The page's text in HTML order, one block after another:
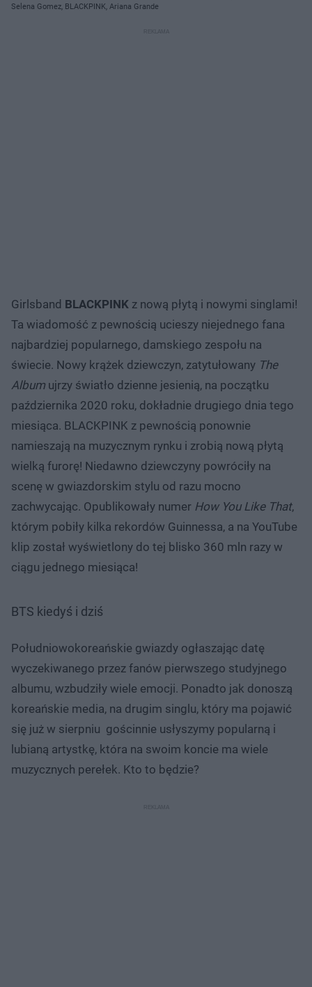
MACON/AFP/ East News
Selena Gomez, BLACKPINK, Ariana Grande
Girlsband BLACKPINK z nową płytą i nowymi singlami!
Ta wiadomość z pewnością ucieszy niejednego fana
najbardziej popularnego, damskiego zespołu na
świecie. Nowy krążek dziewczyn, zatytułowany The
Album ujrzy światło dzienne jesienią, na początku
października 2020 roku, dokładnie drugiego dnia tego
miesiąca. BLACKPINK z pewnością ponownie
namieszają na muzycznym rynku i zrobią nową płytą
wielką furorę! Niedawno dziewczyny powróciły na
scenę w gwiazdorskim stylu od razu mocno
zachwycając. Opublikowały numer How You Like That,
którym pobiły kilka rekordów Guinnessa, a na YouTube
klip został wyświetlony do tej blisko 360 mln razy w
ciągu jednego miesiąca!
BTS kiedyś i dziś
Południowokoreańskie gwiazdy ogłaszając datę
wyczekiwanego przez fanów pierwszego studyjnego
albumu, wzbudziły wiele emocji. Ponadto jak donoszą
koreańskie media, na drugim singlu, który ma pojawić
się już w sierpniu gościnnie usłyszymy popularną i
lubianą artystkę, która na swoim koncie ma wiele
muzycznych perełek. Kto to będzie?